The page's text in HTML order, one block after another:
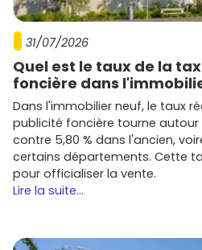
31/07/2026
Quel est le taux de la
foncière dans
Dans l'immobilier neuf, le taux
publicité foncière tourne autour
contre 5,80 % dans l'ancien,
certains départements. Cette
pour officialiser la vente.
Lire la suite...